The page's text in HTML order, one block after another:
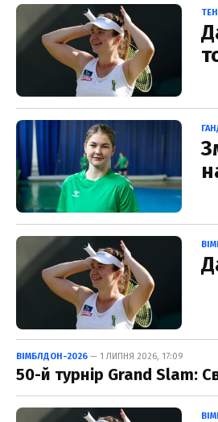
ВІМБЛДОН-2026 — 1 ЛИПНЯ 2026, 17:09
50-й турнір Grand Slam: